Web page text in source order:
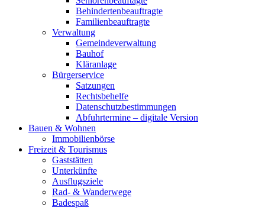
Behindertenbeauftragte
Familienbeauftragte
Verwaltung
Gemeindeverwaltung
Bauhof
Kläranlage
Bürgerservice
Satzungen
Rechtsbehelfe
Datenschutzbestimmungen
Abfuhrtermine – digitale Version
Bauen & Wohnen
Immobilienbörse
Freizeit & Tourismus
Gaststätten
Unterkünfte
Ausflugsziele
Rad- & Wanderwege
Badespaß